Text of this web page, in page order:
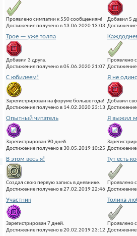
Проявлено симпатии к 550 сообщениям!
Достижение получено в 13.06.2020 13:03
Добавил 5
Трое — уже толпа
Добавил 3 друга.
Достижение получено в 05.06.2020 21:07
Проявлено
С юбилеем!
Зарегистрирован на форуме больше года!
Достижение получено в 14.02.2020 23:13
Я не
Добавил
Опытный читатель
Зарегистрирован 90 дней.
Достижение получено в 30.05.2019 10:25
Я выжил
В этом весь я!
Создал свою первую запись в дневнике.
Достижение получено в 27.02.2019 22:46
Тут есть
Проявлено
Участник
Зарегистрирован 7 дней.
Достижение получено в 20.02.2019 23:12
Толика
Проявлено